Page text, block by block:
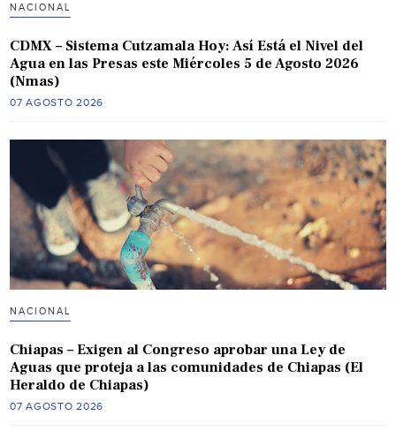
NACIONAL
CDMX – Sistema Cutzamala Hoy: Así Está el Nivel del
Agua en las Presas este Miércoles 5 de Agosto 2026
(Nmas)
07 AGOSTO 2026
NACIONAL
Chiapas – Exigen al Congreso aprobar una Ley de
Aguas que proteja a las comunidades de Chiapas (El
Heraldo de Chiapas)
07 AGOSTO 2026